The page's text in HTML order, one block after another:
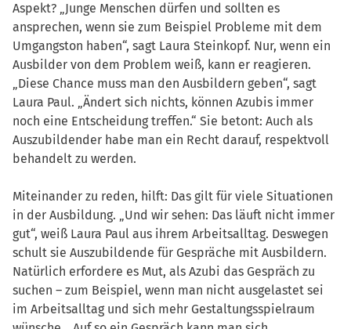
Aspekt? „Junge Menschen dürfen und sollten es
ansprechen, wenn sie zum Beispiel Probleme mit dem
Umgangston haben“, sagt Laura Steinkopf. Nur, wenn ein
Ausbilder von dem Problem weiß, kann er reagieren.
„Diese Chance muss man den Ausbildern geben“, sagt
Laura Paul. „Ändert sich nichts, können Azubis immer
noch eine Entscheidung treffen.“ Sie betont: Auch als
Auszubildender habe man ein Recht darauf, respektvoll
behandelt zu werden.
Miteinander zu reden, hilft: Das gilt für viele Situationen
in der Ausbildung. „Und wir sehen: Das läuft nicht immer
gut“, weiß Laura Paul aus ihrem Arbeitsalltag. Deswegen
schult sie Auszubildende für Gespräche mit Ausbildern.
Natürlich erfordere es Mut, als Azubi das Gespräch zu
suchen – zum Beispiel, wenn man nicht ausgelastet sei
im Arbeitsalltag und sich mehr Gestaltungsspielraum